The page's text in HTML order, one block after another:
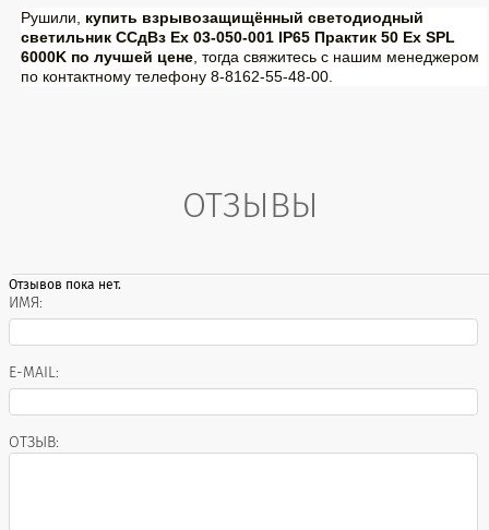
Рушили, купить взрывозащищённый светодиодный
светильник ССдВз Ех 03-050-001 IP65 Практик 50 Ех SPL
6000K по лучшей цене, тогда свяжитесь с нашим менеджером
по контактному телефону 8-8162-55-48-00.
ОТЗЫВЫ
Отзывов пока нет.
ИМЯ:
E-MAIL:
ОТЗЫВ: